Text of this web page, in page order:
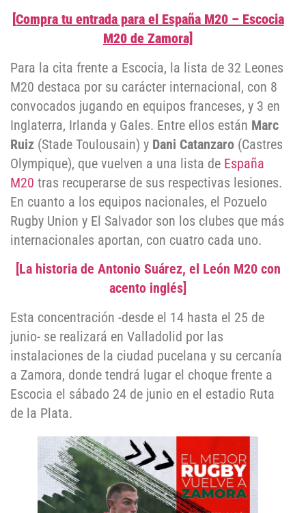
[Compra tu entrada para el España M20 – Escocia
M20 de Zamora]
Para la cita frente a Escocia, la lista de 32 Leones
M20 destaca por su carácter internacional, con 8
convocados jugando en equipos franceses, y 3 en
Inglaterra, Irlanda y Gales. Entre ellos están Marc
Ruiz (Stade Toulousain) y Dani Catanzaro (Castres
Olympique), que vuelven a una lista de España
M20 tras recuperarse de sus respectivas lesiones.
En cuanto a los equipos nacionales, el Pozuelo
Rugby Union y El Salvador son los clubes que más
internacionales aportan, con cuatro cada uno.
[La historia de Antonio Suárez, el León M20 con
acento inglés]
Esta concentración -desde el 14 hasta el 25 de
junio- se realizará en Valladolid por las
instalaciones de la ciudad pucelana y su cercanía
a Zamora, donde tendrá lugar el choque frente a
Escocia el sábado 24 de junio en el estadio Ruta
de la Plata.